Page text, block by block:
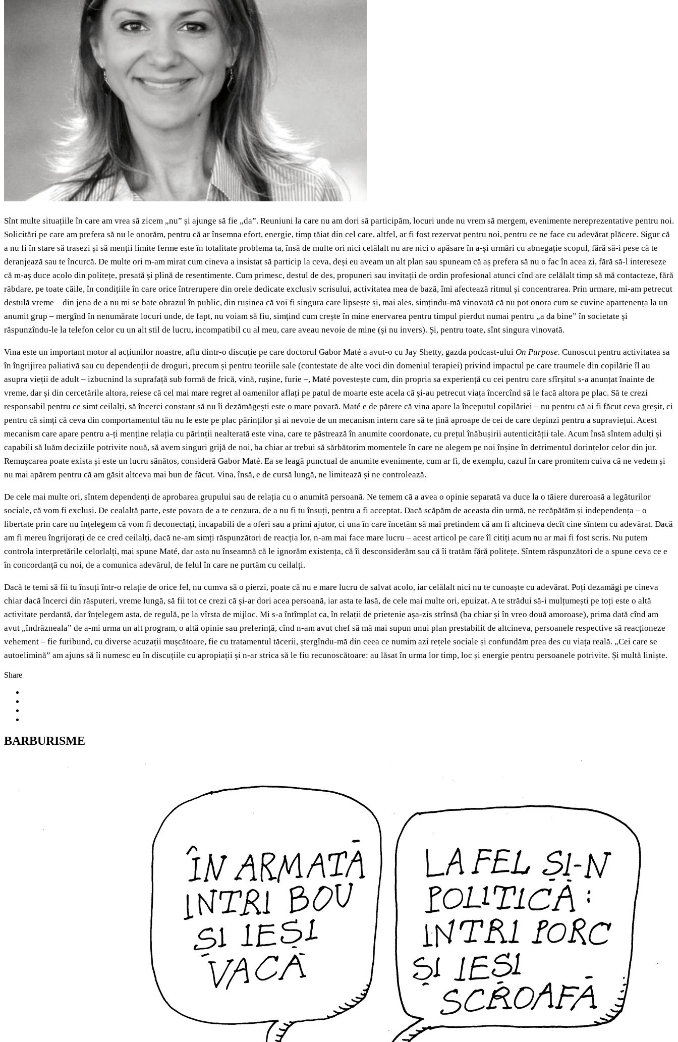
Sînt multe situațiile în care am vrea să zicem „nu” și ajunge să fie „da”. Reuniuni la care nu am dori să participăm, locuri unde nu vrem să mergem, evenimente nereprezentative pentru noi.
Solicitări pe care am prefera să nu le onorăm, pentru că ar însemna efort, energie, timp tăiat din cel care, altfel, ar fi fost rezervat pentru noi, pentru ce ne face cu adevărat plăcere. Sigur că
a nu fi în stare să trasezi și să menții limite ferme este în totalitate problema ta, însă de multe ori nici celălalt nu are nici o apăsare în a-și urmări cu abnegație scopul, fără să-i pese că te
deranjează sau te încurcă. De multe ori m-am mirat cum cineva a insistat să particip la ceva, deși eu aveam un alt plan sau spuneam că aș prefera să nu o fac în acea zi, fără să-l intereseze
că m-aș duce acolo din politețe, presată și plină de resentimente. Cum primesc, destul de des, propuneri sau invitații de ordin profesional atunci cînd are celălalt timp să mă contacteze, fără
răbdare, pe toate căile, în condițiile în care orice întrerupere din orele dedicate exclusiv scrisului, activitatea mea de bază, îmi afectează ritmul și concentrarea. Prin urmare, mi-am petrecut
destulă vreme – din jena de a nu mi se bate obrazul în public, din rușinea că voi fi singura care lipsește și, mai ales, simțindu-mă vinovată că nu pot onora cum se cuvine apartenența la un
anumit grup – mergînd în nenumărate locuri unde, de fapt, nu voiam să fiu, simțind cum crește în mine enervarea pentru timpul pierdut numai pentru „a da bine” în societate și
răspunzîndu-le la telefon celor cu un alt stil de lucru, incompatibil cu al meu, care aveau nevoie de mine (și nu invers). Și, pentru toate, sînt singura vinovată.
Vina este un important motor al acțiunilor noastre, aflu dintr-o discuție pe care doctorul Gabor Maté a avut-o cu Jay Shetty, gazda podcast-ului On Purpose. Cunoscut pentru activitatea sa
în îngrijirea paliativă sau cu dependenții de droguri, precum și pentru teoriile sale (contestate de alte voci din domeniul terapiei) privind impactul pe care traumele din copilărie îl au
asupra vieții de adult – izbucnind la suprafață sub formă de frică, vină, rușine, furie –, Maté povestește cum, din propria sa experiență cu cei pentru care sfîrșitul s-a anunțat înainte de
vreme, dar și din cercetările altora, reiese că cel mai mare regret al oamenilor aflați pe patul de moarte este acela că și-au petrecut viața încercînd să le facă altora pe plac. Să te crezi
responsabil pentru ce simt ceilalți, să încerci constant să nu îi dezămăgești este o mare povară. Maté e de părere că vina apare la începutul copilăriei – nu pentru că ai fi făcut ceva greșit, ci
pentru că simți că ceva din comportamentul tău nu le este pe plac părinților și ai nevoie de un mecanism intern care să te țină aproape de cei de care depinzi pentru a supraviețui. Acest
mecanism care apare pentru a-ți menține relația cu părinții nealterată este vina, care te păstrează în anumite coordonate, cu prețul înăbușirii autenticității tale. Acum însă sîntem adulți și
capabili să luăm deciziile potrivite nouă, să avem singuri grijă de noi, ba chiar ar trebui să sărbătorim momentele în care ne alegem pe noi înșine în detrimentul dorințelor celor din jur.
Remușcarea poate exista și este un lucru sănătos, consideră Gabor Maté. Ea se leagă punctual de anumite evenimente, cum ar fi, de exemplu, cazul în care promitem cuiva că ne vedem și
nu mai apărem pentru că am găsit altceva mai bun de făcut. Vina, însă, e de cursă lungă, ne limitează și ne controlează.
De cele mai multe ori, sîntem dependenți de aprobarea grupului sau de relația cu o anumită persoană. Ne temem că a avea o opinie separată va duce la o tăiere dureroasă a legăturilor
sociale, că vom fi excluși. De cealaltă parte, este povara de a te cenzura, de a nu fi tu însuți, pentru a fi acceptat. Dacă scăpăm de aceasta din urmă, ne recăpătăm și independența – o
libertate prin care nu înțelegem că vom fi deconectați, incapabili de a oferi sau a primi ajutor, ci una în care încetăm să mai pretindem că am fi altcineva decît cine sîntem cu adevărat. Dacă
am fi mereu îngrijorați de ce cred ceilalți, dacă ne-am simți răspunzători de reacția lor, n-am mai face mare lucru – acest articol pe care îl citiți acum nu ar mai fi fost scris. Nu putem
controla interpretările celorlalți, mai spune Maté, dar asta nu înseamnă că le ignorăm existența, că îi desconsiderăm sau că îi tratăm fără politețe. Sîntem răspunzători de a spune ceva ce e
în concordanță cu noi, de a comunica adevărul, de felul în care ne purtăm cu ceilalți.
Dacă te temi să fii tu însuți într-o relație de orice fel, nu cumva să o pierzi, poate că nu e mare lucru de salvat acolo, iar celălalt nici nu te cunoaște cu adevărat. Poți dezamăgi pe cineva
chiar dacă încerci din răsputeri, vreme lungă, să fii tot ce crezi că și-ar dori acea persoană, iar asta te lasă, de cele mai multe ori, epuizat. A te strădui să-i mulțumești pe toți este o altă
activitate perdantă, dar înțelegem asta, de regulă, pe la vîrsta de mijloc. Mi s-a întîmplat ca, în relații de prietenie așa-zis strînsă (ba chiar și în vreo două amoroase), prima dată cînd am
avut „îndrăzneala” de a-mi urma un alt program, o altă opinie sau preferință, cînd n-am avut chef să mă mai supun unui plan prestabilit de altcineva, persoanele respective să reacționeze
vehement – fie furibund, cu diverse acuzații mușcătoare, fie cu tratamentul tăcerii, ștergîndu-mă din ceea ce numim azi rețele sociale și confundăm prea des cu viața reală. „Cei care se
autoelimină” am ajuns să îi numesc eu în discuțiile cu apropiații și n-ar strica să le fiu recunoscătoare: au lăsat în urma lor timp, loc și energie pentru persoanele potrivite. Și multă liniște.
Share
BARBURISME